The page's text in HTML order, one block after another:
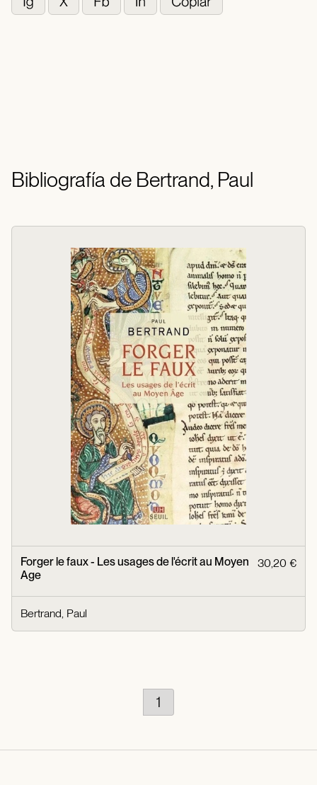
Bibliografía de Bertrand, Paul
Forger le faux - Les usages de l'écrit au Moyen
Age
30,20 €
Bertrand, Paul
1